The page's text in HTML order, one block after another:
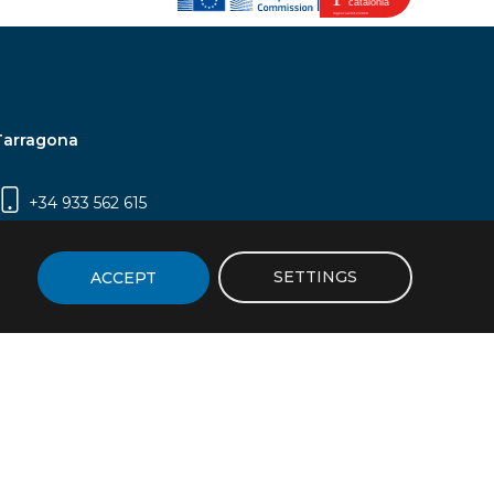
+34 933 562 615
2 (Edifici N5) | 43007 Tarragona
ACCEPT SETTINGS